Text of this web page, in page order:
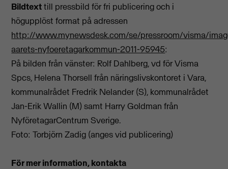
Bildtexttill pressbild för fri publicering och i
högupplöst format på adressen
http://www.mynewsdesk.com/se/pressroom/visma/
aarets-nyfoeretagarkommun-2011-95945:
På bilden från vänster: Rolf Dahlberg, vd för Visma
Spcs, Helena Thorsell från näringslivskontoret i Vara,
kommunalrådet Fredrik Nelander (S), kommunalrådet
Jan-Erik Wallin (M) samt Harry Goldman från
NyföretagarCentrum Sverige.
Foto: Torbjörn Zadig (anges vid publicering)
För mer information, kontakta